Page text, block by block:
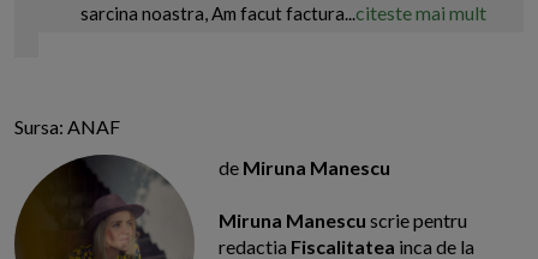
sarcina noastra, Am facut factura...citeste mai mult
Sursa: ANAF
de Miruna Manescu
Miruna Manescu scrie pentru
redactia Fiscalitatea inca de la